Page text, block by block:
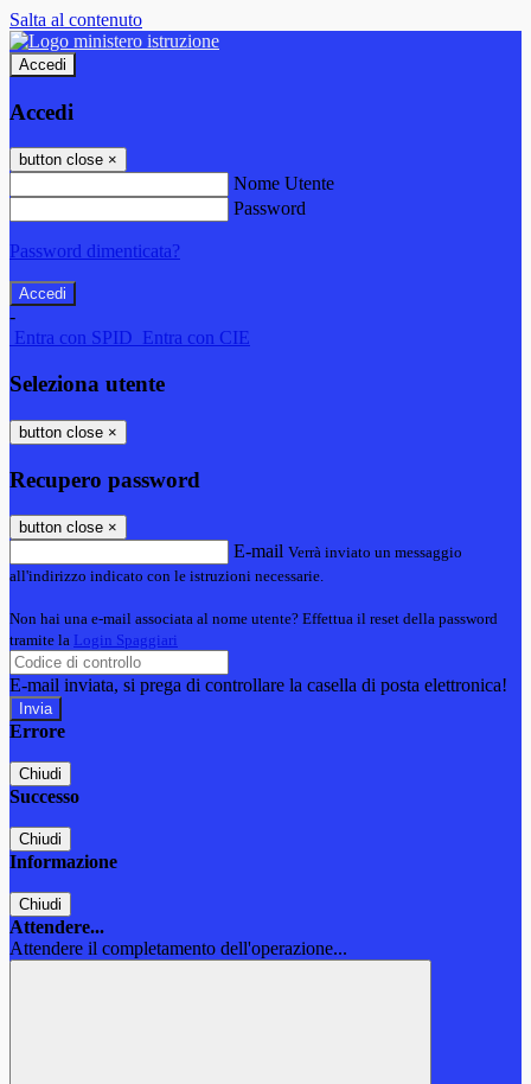
Salta al contenuto
Accedi
Accedi
button close ×
Nome Utente
Password
Password dimenticata?
-
Entra con SPID Entra con CIE
Seleziona utente
button close ×
Recupero password
button close ×
E-mail Verrà inviato un messaggio
all'indirizzo indicato con le istruzioni necessarie.
Non hai una e-mail associata al nome utente? Effettua il reset della password
tramite la Login Spaggiari
E-mail inviata, si prega di controllare la casella di posta elettronica!
Errore
Chiudi
Successo
Chiudi
Informazione
Chiudi
Attendere...
Attendere il completamento dell'operazione...